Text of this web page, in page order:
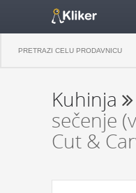
Kuhinja
sečenje
Cut &